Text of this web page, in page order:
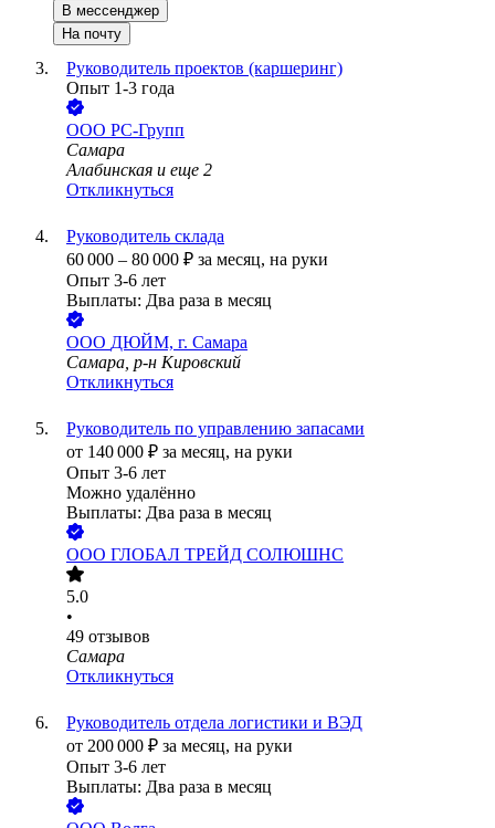
В мессенджер
На почту
Руководитель проектов (каршеринг)
Опыт 1-3 года
ООО РС-Групп
Самара
Алабинская и еще 2
Откликнуться
Руководитель склада
60 000 – 80 000 ₽ за месяц, на руки
Опыт 3-6 лет
Выплаты: Два раза в месяц
ООО ДЮЙМ, г. Самара
Самара, р-н Кировский
Откликнуться
Руководитель по управлению запасами
от 140 000 ₽ за месяц, на руки
Опыт 3-6 лет
Можно удалённо
Выплаты: Два раза в месяц
ООО ГЛОБАЛ ТРЕЙД СОЛЮШНС
5.0
•
49 отзывов
Самара
Откликнуться
Руководитель отдела логистики и ВЭД
от 200 000 ₽ за месяц, на руки
Опыт 3-6 лет
Выплаты: Два раза в месяц